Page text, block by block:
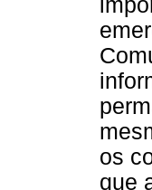
os
que